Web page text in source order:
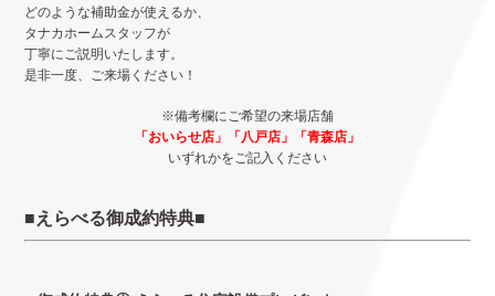
どのような補助金が使えるか、
タナカホームスタッフが
丁寧にご説明いたします。
是非一度、ご来場ください！
※備考欄にご希望の来場店舗
「おいらせ店」「八戸店」「青森店」
いずれかをご記入ください
■えらべる御成約特典■